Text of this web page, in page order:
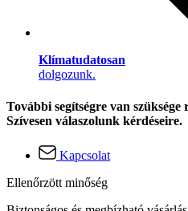
Klímatudatosan
dolgozunk.
További segítségre van szüksége
Szívesen válaszolunk kérdéseire.
Kapcsolat
Ellenőrzött minőség